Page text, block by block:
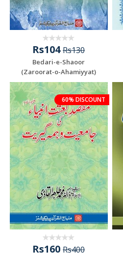
Rs104Rs130
Bedari-e-Shaoor
(Zaroorat-o-Ahamiyyat)
60% DISCOUNT
Rs160 Rs400